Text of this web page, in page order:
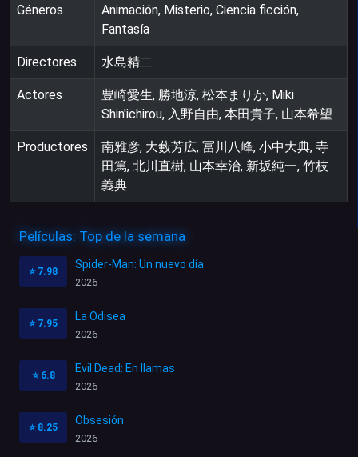
Géneros
Animación, Misterio, Ciencia ficción,
Fantasía
Directores 水島精二
Actores
豊崎愛生, 勝地涼, 松本まりか, Miki
Shin'ichirou, 入野自由, 本田貴子, 山本希望
Productores
南雅彦, 大藪芳広, 冨川八峰, 小中大典, 寺
田篤, 北川直樹, 山本幸治, 新坂純一, 竹枝
義典
Películas: Top de la semana
⭐ 7.98
Spider-Man: Un nuevo día
2026
⭐ 7.95
La Odisea
2026
⭐ 6.8
Evil Dead: En llamas
2026
⭐ 8.25
Obsesión
2026